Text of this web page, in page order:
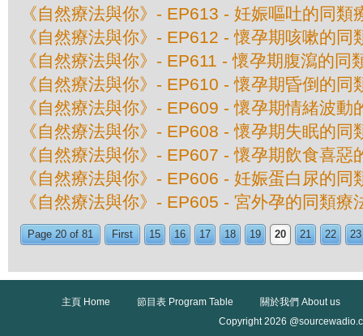
《自然療法與你》- EP613 - 妊娠嘔吐的同類
《自然療法與你》- EP612 - 懷孕期咳嗽的同
《自然療法與你》- EP611 - 懷孕期腹瀉的同
《自然療法與你》- EP610 - 懷孕期昏倒的同
《自然療法與你》- EP609 - 懷孕期情緒波動
《自然療法與你》- EP608 - 懷孕期失眠的同
《自然療法與你》- EP607 - 懷孕期飲食喜惡
《自然療法與你》- EP606 - 妊娠蛋白尿的同
《自然療法與你》- EP605 - 宮外孕的同類療
Page 20 of 81 First 15 16 17 18 19 20 21 22 23
主頁 Home 節目表 Program Table
關於我們 About us
Copyright 2026